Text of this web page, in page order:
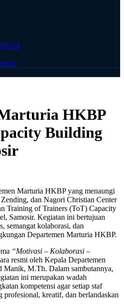
HKBP
Building
Marturia HKBP yang menaungi
dan Nagori Christian Center
Training of Trainers (ToT) Capacity
Samosir. Kegiatan ini bertujuan
semangat kolaborasi, dan
Departemen Marturia HKBP.
“Motivasi – Kolaborasi –
resmi oleh Kepala Departemen
M.Th. Dalam sambutannya,
ini merupakan wadah
kompetensi agar setiap staf
profesional, kreatif, dan berlandaskan